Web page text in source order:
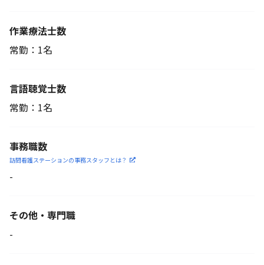
作業療法士数
常勤：1名
言語聴覚士数
常勤：1名
事務職数
訪問看護ステーションの事務スタッフとは？
-
その他・専門職
-